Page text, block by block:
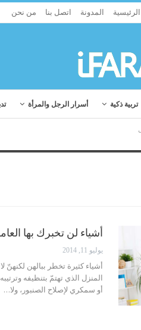
الرئيسية المدونة اتصل بنا من نحن
تربية ذكية أسرار الرجل والمرأة
أشياء لن تخبرك بها
يوليو 11, 2014
أشياء كثيرة تخطر ببالهن لكنهنّ
أو سمكري لإصلاح الصنبور، ولا…